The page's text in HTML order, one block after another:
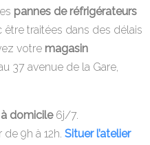
pannes de réfrigérateurs
traitées dans des délais
votre magasin
37 avenue de la Gare,
domicile6j/7.
9h à 12h. Situer l’atelier